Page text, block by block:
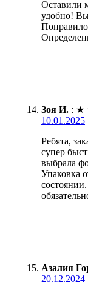
Оставили
удобно!
Зоя И. : ★
10.01.2025
Ребята,
супер
выбрала
Упаковка
Азалия
20.12.2024